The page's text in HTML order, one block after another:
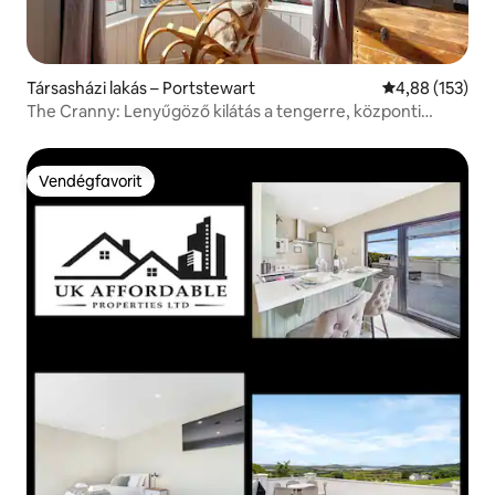
Társasházi lakás – Portstewart Átlagos
4,88 (153)
The Cranny: Lenyűgöző kilátás a tengerre, központi
Vendégfavorit
Vendégfavorit